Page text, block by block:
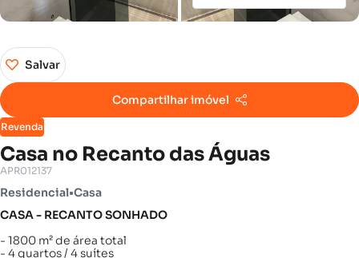
Revenda
Casa no Recanto das Águas
Salvar
Compartilhar imóvel
APR012137
Residencial•Casa
CASA - RECANTO SONHADO
- 1800 m² de área total
- 4 quartos / 4 suítes